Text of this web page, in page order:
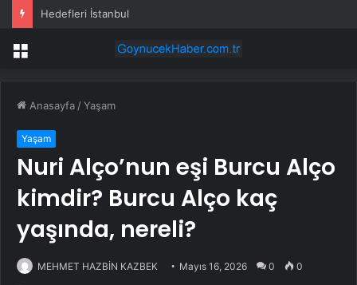
Hedefleri İstanbul
Menü
Anasayfa /Yaşam
Yaşam
Nuri Alço’nun eşi Burcu Alço
kimdir? Burcu Alço kaç
yaşında, nereli?
MEHMET HAZBİN KAZBEK Mayıs 16, 2026 0 0